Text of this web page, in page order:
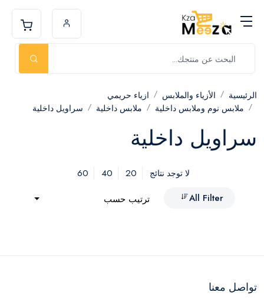
الرئيسية الأزياء والملابس
ازياء حريمي
ملابس نوم وملابس داخلية
ملابس داخلية سراويل داخلية
سراويل داخلية
لا توجد نتائج 20
40
60
All Filter
ترتيب حسب
تواصل معنا